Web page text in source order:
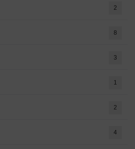
2
8
3
1
2
4